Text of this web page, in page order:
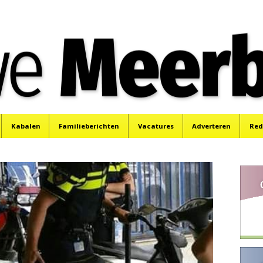
Kabalen Familieberichten Vacatures Adverteren